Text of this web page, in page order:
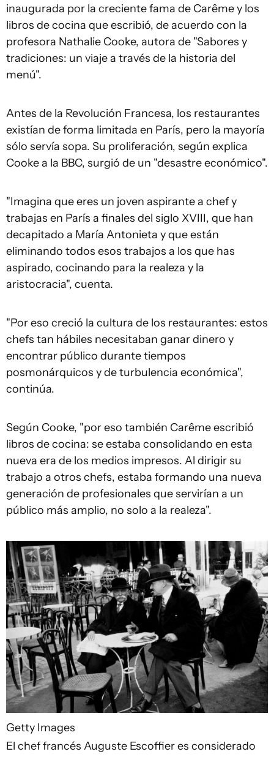
inaugurada por la creciente fama de Carême y los
libros de cocina que escribió, de acuerdo con la
profesora Nathalie Cooke, autora de "Sabores y
tradiciones: un viaje a través de la historia del
menú".
Antes de la Revolución Francesa, los restaurantes
existían de forma limitada en París, pero la mayoría
sólo servía sopa. Su proliferación, según explica
Cooke a la BBC, surgió de un "desastre económico".
"Imagina que eres un joven aspirante a chef y
trabajas en París a finales del siglo XVIII, que han
decapitado a María Antonieta y que están
eliminando todos esos trabajos a los que has
aspirado, cocinando para la realeza y la
aristocracia", cuenta.
"Por eso creció la cultura de los restaurantes: estos
chefs tan hábiles necesitaban ganar dinero y
encontrar público durante tiempos
posmonárquicos y de turbulencia económica",
continúa.
Según Cooke, "por eso también Carême escribió
libros de cocina: se estaba consolidando en esta
nueva era de los medios impresos. Al dirigir su
trabajo a otros chefs, estaba formando una nueva
generación de profesionales que servirían a un
público más amplio, no solo a la realeza".
Getty Images
El chef francés Auguste Escoffier es considerado